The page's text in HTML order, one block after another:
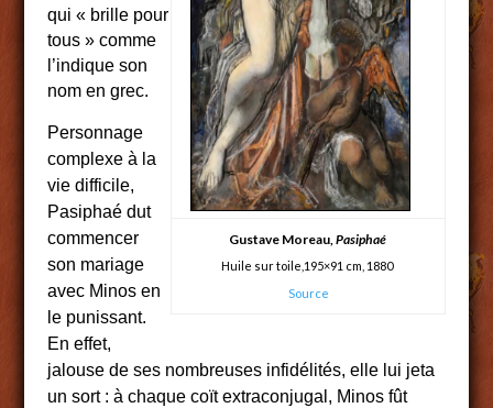
Gustave Moreau,Pasiphaé
Huile sur toile,195×91 cm, 1880
Source
qui « brille pour
tous » comme
l’indique son
nom en grec.
Personnage
complexe à la
vie difficile,
Pasiphaé dut
commencer
son mariage
avec Minos en
le punissant.
En effet,
jalouse de ses nombreuses infidélités, elle lui jeta
un sort : à chaque coït extraconjugal, Minos fût